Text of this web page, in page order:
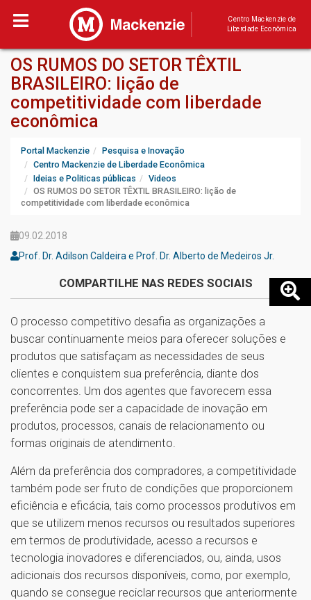
Centro Mackenzie de
Liberdade Econômica
OS RUMOS DO SETOR TÊXTIL
BRASILEIRO: lição de
competitividade com liberdade
econômica
Portal Mackenzie
Pesquisa e Inovação
Centro Mackenzie de Liberdade Econômica
Ideias e Politicas públicas
Videos
OS RUMOS DO SETOR TÊXTIL BRASILEIRO: lição de
competitividade com liberdade econômica
09.02.2018
Prof. Dr. Adilson Caldeira e Prof. Dr. Alberto de Medeiros Jr.
COMPARTILHE NAS REDES SOCIAIS
O processo competitivo desafia as organizações a
buscar continuamente meios para oferecer soluções e
produtos que satisfaçam as necessidades de seus
clientes e conquistem sua preferência, diante dos
concorrentes. Um dos agentes que favorecem essa
preferência pode ser a capacidade de inovação em
produtos, processos, canais de relacionamento ou
formas originais de atendimento.
Além da preferência dos compradores, a competitividade
também pode ser fruto de condições que proporcionem
eficiência e eficácia, tais como processos produtivos em
que se utilizem menos recursos ou resultados superiores
em termos de produtividade, acesso a recursos e
tecnologia inovadores e diferenciados, ou, ainda, usos
adicionais dos recursos disponíveis, como, por exemplo,
quando se consegue reciclar recursos que anteriormente